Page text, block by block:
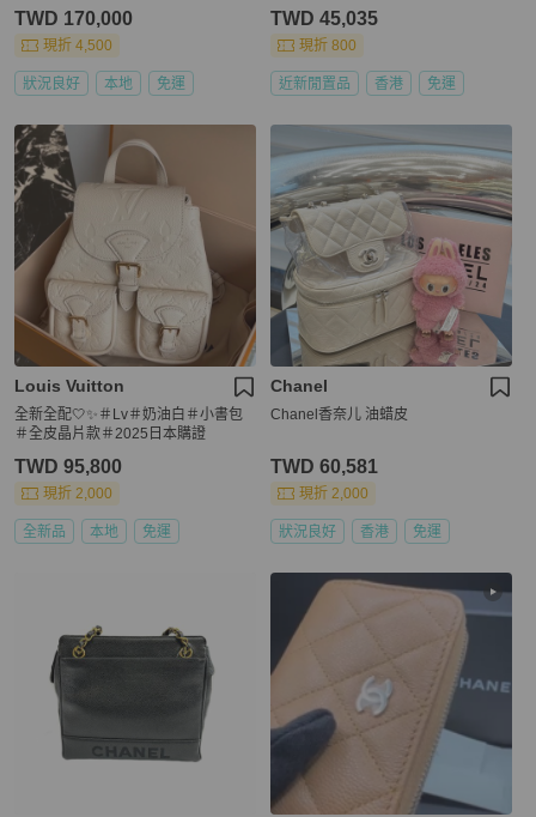
TWD 170,000
現折 4,500
狀況良好 本地 免運
TWD 45,035
現折 800
近新閒置品 香港 免運
Louis Vuitton
全新全配🤍✨＃Lv＃奶油白＃小書包
＃全皮晶片款＃2025日本購證
TWD 95,800
現折 2,000
全新品 本地 免運
Chanel
Chanel香奈儿 油蜡皮
TWD 60,581
現折 2,000
狀況良好 香港 免運